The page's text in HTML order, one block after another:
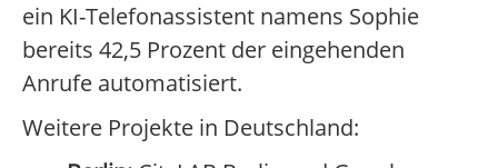
ein KI-Telefonassistent namens Sophie
bereits 42,5 Prozent der eingehenden
Anrufe automatisiert.
Weitere Projekte in Deutschland: